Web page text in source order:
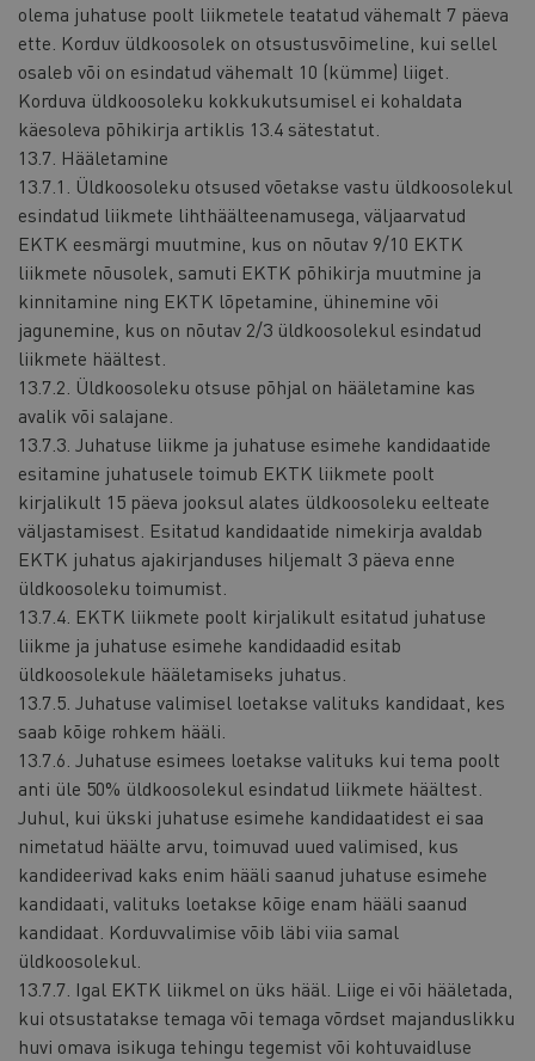
olema juhatuse poolt liikmetele teatatud vähemalt 7 päeva
ette. Korduv üldkoosolek on otsustusvõimeline, kui sellel
osaleb või on esindatud vähemalt 10 (kümme) liiget.
Korduva üldkoosoleku kokkukutsumisel ei kohaldata
käesoleva põhikirja artiklis 13.4 sätestatut.
13.7. Hääletamine
13.7.1. Üldkoosoleku otsused võetakse vastu üldkoosolekul
esindatud liikmete lihthäälteenamusega, väljaarvatud
EKTK eesmärgi muutmine, kus on nõutav 9/10 EKTK
liikmete nõusolek, samuti EKTK põhikirja muutmine ja
kinnitamine ning EKTK lõpetamine, ühinemine või
jagunemine, kus on nõutav 2/3 üldkoosolekul esindatud
liikmete häältest.
13.7.2. Üldkoosoleku otsuse põhjal on hääletamine kas
avalik või salajane.
13.7.3. Juhatuse liikme ja juhatuse esimehe kandidaatide
esitamine juhatusele toimub EKTK liikmete poolt
kirjalikult 15 päeva jooksul alates üldkoosoleku eelteate
väljastamisest. Esitatud kandidaatide nimekirja avaldab
EKTK juhatus ajakirjanduses hiljemalt 3 päeva enne
üldkoosoleku toimumist.
13.7.4. EKTK liikmete poolt kirjalikult esitatud juhatuse
liikme ja juhatuse esimehe kandidaadid esitab
üldkoosolekule hääletamiseks juhatus.
13.7.5. Juhatuse valimisel loetakse valituks kandidaat, kes
saab kõige rohkem hääli.
13.7.6. Juhatuse esimees loetakse valituks kui tema poolt
anti üle 50% üldkoosolekul esindatud liikmete häältest.
Juhul, kui ükski juhatuse esimehe kandidaatidest ei saa
nimetatud häälte arvu, toimuvad uued valimised, kus
kandideerivad kaks enim hääli saanud juhatuse esimehe
kandidaati, valituks loetakse kõige enam hääli saanud
kandidaat. Korduvvalimise võib läbi viia samal
üldkoosolekul.
13.7.7. Igal EKTK liikmel on üks hääl. Liige ei või hääletada,
kui otsustatakse temaga või temaga võrdset majanduslikku
huvi omava isikuga tehingu tegemist või kohtuvaidluse